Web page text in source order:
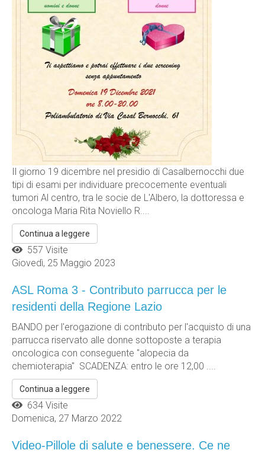
Il giorno 19 dicembre nel presidio di Casalbernocchi due
tipi di esami per individuare precocemente eventuali
tumori Al centro, tra le socie de L'Albero, la dottoressa e
oncologa Maria Rita Noviello R....
Continua a leggere
557 Visite
Giovedì, 25 Maggio 2023
ASL Roma 3 - Contributo parrucca per le
residenti della Regione Lazio
BANDO per l'erogazione di contributo per l'acquisto di una
parrucca riservato alle donne sottoposte a terapia
oncologica con conseguente "alopecia da
chemioterapia" SCADENZA: entro le ore 12,00 ....
Continua a leggere
634 Visite
Domenica, 27 Marzo 2022
Video-Pillole di salute e benessere. Ce ne